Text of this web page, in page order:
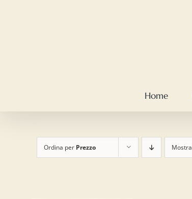
Home
Ordina per Prezzo Mostra